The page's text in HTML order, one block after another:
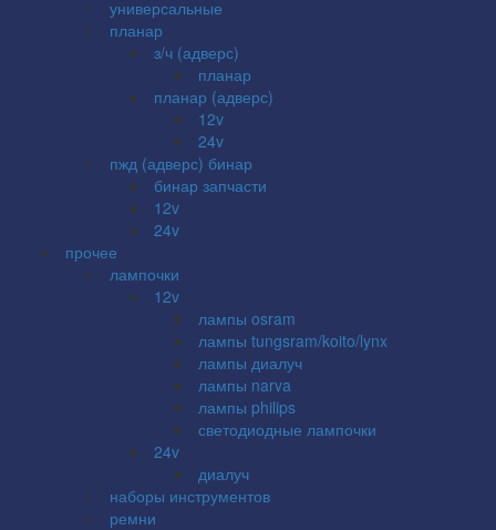
универсальные
планар
з/ч (адверс)
планар
планар (адверс)
12v
24v
пжд (адверс) бинар
бинар запчасти
12v
24v
прочее
лампочки
12v
лампы osram
лампы tungsram/koito/lynx
лампы диалуч
лампы narva
лампы philips
светодиодные лампочки
24v
диалуч
наборы инструментов
ремни